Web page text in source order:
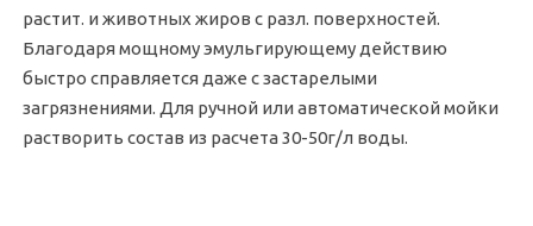
растит. и животных жиров с разл. поверхностей.
Благодаря мощному эмульгирующему действию
быстро справляется даже с застарелыми
загрязнениями. Для ручной или автоматической мойки
растворить состав из расчета 30-50г/л воды.